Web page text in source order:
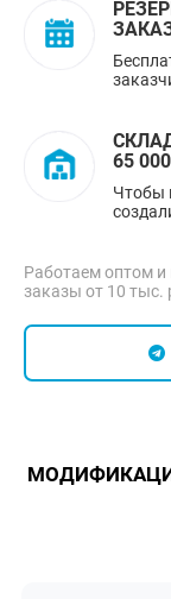
65
Чтобы
Работаем оптом
заказы от 10 тыс.